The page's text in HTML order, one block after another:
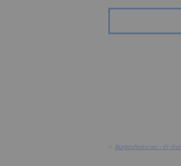
> BurgosNoticias - El